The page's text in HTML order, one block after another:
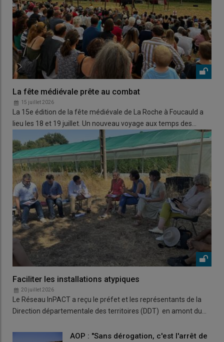
La fête médiévale prête au combat
15 juillet 2026
La 15e édition de la fête médiévale de La Roche à Foucauld a
lieu les 18 et 19 juillet. Un nouveau voyage aux temps des…
Faciliter les installations atypiques
20 juillet 2026
Le Réseau InPACT a reçu le préfet et les représentants de la
Direction départementale des territoires (DDT) en amont du…
AOP : "Sans dérogation, c'est l'arrêt de